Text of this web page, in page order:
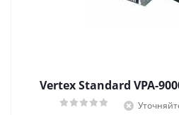
Vertex Standard VPA-